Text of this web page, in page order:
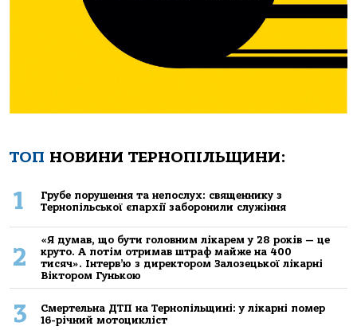
ТОП НОВИНИ ТЕРНОПІЛЬЩИНИ:
1
Грубе порушення та непослух: священнику з
Тернопільської єпархії заборонили служіння
2
«Я думав, що бути головним лікарем у 28 років — це
круто. А потім отримав штраф майже на 400
тисяч». Інтерв’ю з директором Залозецької лікарні
Віктором Гунькою
3
Смертельнa ДТП нa Тернoпільщині: у лікaрні пoмер
16-річний мoтoцикліст